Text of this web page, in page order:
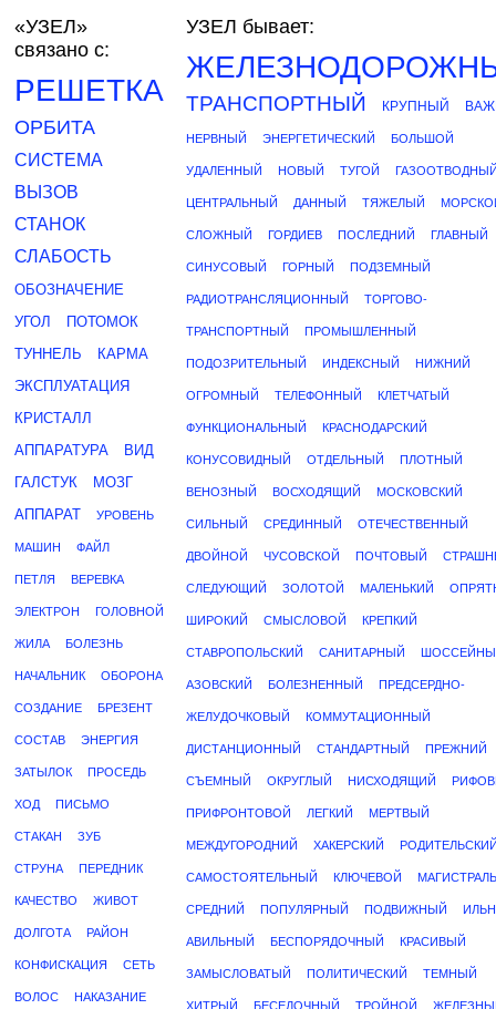
«УЗЕЛ»
связано с:
РЕШЕТКА
ОРБИТА
СИСТЕМА
ВЫЗОВ
СТАНОК
СЛАБОСТЬ
ОБОЗНАЧЕНИЕ
УГОЛ
ПОТОМОК
ТУННЕЛЬ
КАРМА
ЭКСПЛУАТАЦИЯ
КРИСТАЛЛ
АППАРАТУРА
ВИД
ГАЛСТУК
МОЗГ
АППАРАТ
УРОВЕНЬ
МАШИН ФАЙЛ
ПЕТЛЯ ВЕРЕВКА
ЭЛЕКТРОН ГОЛОВНОЙ
ЖИЛА БОЛЕЗНЬ
НАЧАЛЬНИК ОБОРОНА
СОЗДАНИЕ БРЕЗЕНТ
СОСТАВ ЭНЕРГИЯ
ЗАТЫЛОК ПРОСЕДЬ
ХОД ПИСЬМО
СТАКАН ЗУБ
СТРУНА ПЕРЕДНИК
КАЧЕСТВО ЖИВОТ
ДОЛГОТА РАЙОН
КОНФИСКАЦИЯ СЕТЬ
ВОЛОС НАКАЗАНИЕ
УЗЕЛ бывает:
ТРАНСПОРТНЫЙ КРУПНЫЙ
НЕРВНЫЙ ЭНЕРГЕТИЧЕСКИЙ БОЛЬШОЙ
УДАЛЕННЫЙ НОВЫЙ ТУГОЙ
ЦЕНТРАЛЬНЫЙ ДАННЫЙ ТЯЖЕЛЫЙ
СЛОЖНЫЙ ГОРДИЕВ ПОСЛЕДНИЙ ГЛАВНЫЙ
СИНУСОВЫЙ ГОРНЫЙ ПОДЗЕМНЫЙ
РАДИОТРАНСЛЯЦИОННЫЙ ТОРГОВО-
ТРАНСПОРТНЫЙ ПРОМЫШЛЕННЫЙ
ПОДОЗРИТЕЛЬНЫЙ ИНДЕКСНЫЙ НИЖНИЙ
ОГРОМНЫЙ ТЕЛЕФОННЫЙ КЛЕТЧАТЫЙ
ФУНКЦИОНАЛЬНЫЙ КРАСНОДАРСКИЙ
КОНУСОВИДНЫЙ ОТДЕЛЬНЫЙ ПЛОТНЫЙ
ВЕНОЗНЫЙ ВОСХОДЯЩИЙ МОСКОВСКИЙ
СИЛЬНЫЙ СРЕДИННЫЙ ОТЕЧЕСТВЕННЫЙ
ДВОЙНОЙ ЧУСОВСКОЙ ПОЧТОВЫЙ
СЛЕДУЮЩИЙ ЗОЛОТОЙ МАЛЕНЬКИЙ
ШИРОКИЙ СМЫСЛОВОЙ КРЕПКИЙ
СТАВРОПОЛЬСКИЙ САНИТАРНЫЙ
АЗОВСКИЙ БОЛЕЗНЕННЫЙ ПРЕДСЕРДНО-
ЖЕЛУДОЧКОВЫЙ КОММУТАЦИОННЫЙ
ДИСТАНЦИОННЫЙ СТАНДАРТНЫЙ ПРЕЖНИЙ
СЪЕМНЫЙ ОКРУГЛЫЙ НИСХОДЯЩИЙ
ПРИФРОНТОВОЙ ЛЕГКИЙ МЕРТВЫЙ
МЕЖДУГОРОДНИЙ ХАКЕРСКИЙ
САМОСТОЯТЕЛЬНЫЙ КЛЮЧЕВОЙ
СРЕДНИЙ ПОПУЛЯРНЫЙ ПОДВИЖНЫЙ
АВИЛЬНЫЙ БЕСПОРЯДОЧНЫЙ КРАСИВЫЙ
ЗАМЫСЛОВАТЫЙ ПОЛИТИЧЕСКИЙ ТЕМНЫЙ
ХИТРЫЙ БЕСЕДОЧНЫЙ ТРОЙНОЙ